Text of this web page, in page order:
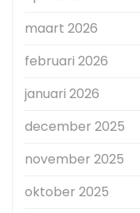
maart 2026
februari 2026
januari 2026
december 2025
november 2025
oktober 2025